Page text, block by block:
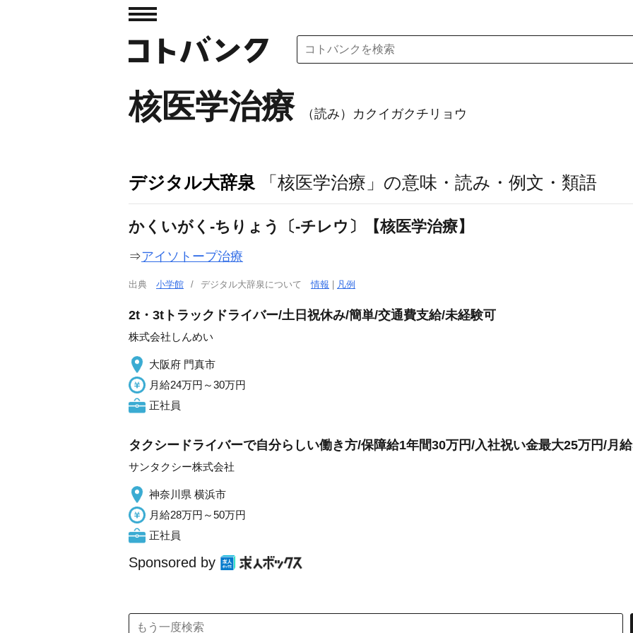
核医学治療 （読み）カクイガクチリョウ
デジタル大辞泉 「核医学治療」の意味・読み・例文・類語
かくいがく‐ちりょう〔‐チレウ〕【核医学治療】
⇒アイソトープ治療
出典 小学館 デジタル大辞泉について情報 凡例
2t・3tトラックドライバー/土日祝休み/簡単/交通費支給/未経験可
株式会社しんめい
大阪府 門真市
月給24万円～30万円
正社員
タクシードライバーで自分らしい働き方/保障給1年間30万円/入社祝い金最大25万円/月
サンタクシー株式会社
神奈川県 横浜市
月給28万円～50万円
正社員
Sponsored by